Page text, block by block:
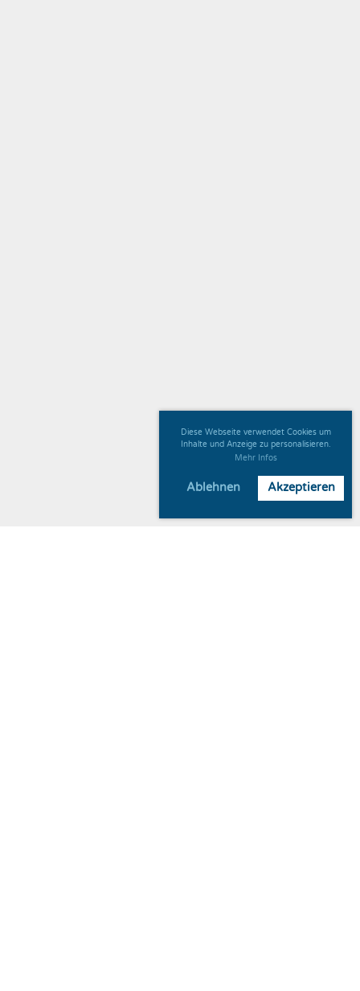
Diese Webseite verwendet Cookies um
Inhalte und Anzeige zu personalisieren.
Mehr Infos
Ablehnen Akzeptieren